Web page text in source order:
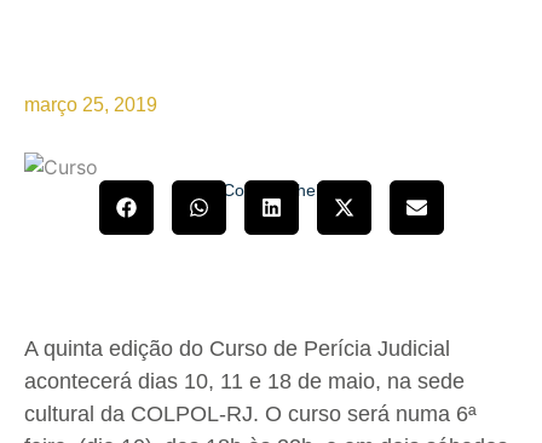
março 25, 2019
Compartilhe!
A quinta edição do Curso de Perícia Judicial
acontecerá dias 10, 11 e 18 de maio, na sede
cultural da COLPOL-RJ. O curso será numa 6ª